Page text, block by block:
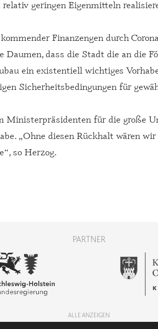
geringen Eigenmitteln
Finanzengen durch
dass die Stadt die an die
ein existentiell wichtiges
Sicherheitsbedingungen für
Ministerpräsidenten für die große
„Ohne diesen Rückhalt wären
so Herzog.
PARTNER
ALLE ANZEIGEN